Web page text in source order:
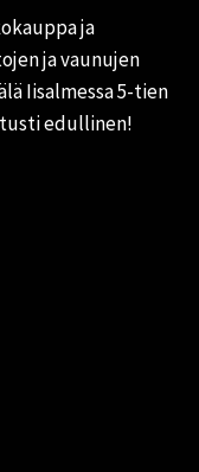
ja
ja vaunujen
Iisalmessa 5-tien
edullinen!